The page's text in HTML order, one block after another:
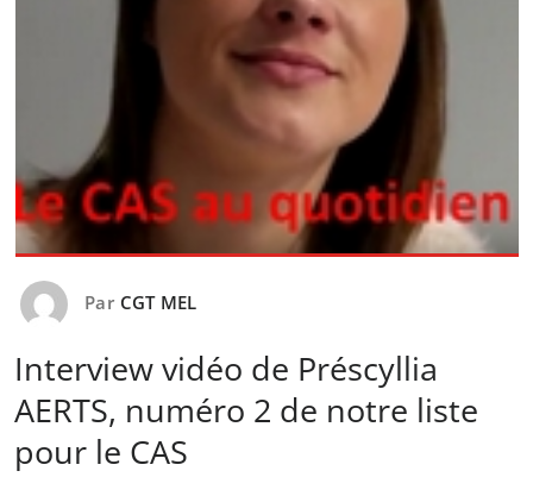
Par CGT MEL
Interview vidéo de Préscyllia
AERTS, numéro 2 de notre liste
pour le CAS